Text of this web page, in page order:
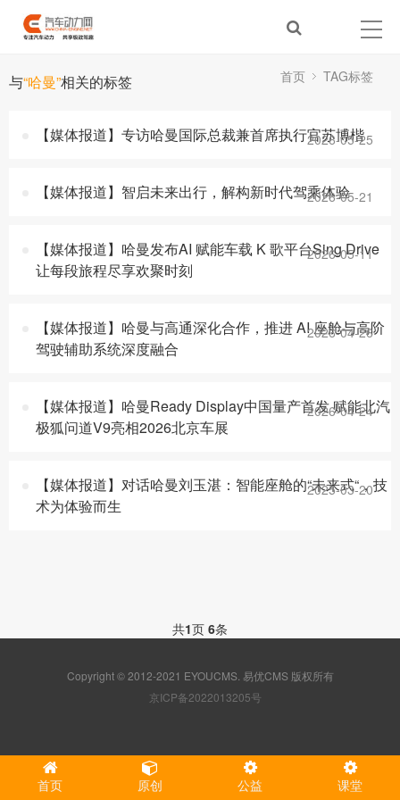
与“哈曼”相关的标签 首页 TAG标签
【媒体报道】专访哈曼国际总裁兼首席执行官苏博楷
2026-05-25
【媒体报道】智启未来出行，解构新时代驾乘体验
2026-05-21
【媒体报道】哈曼发布AI 赋能车载 K 歌平台Sing Drive
让每段旅程尽享欢聚时刻
2026-05-11
【媒体报道】哈曼与高通深化合作，推进 AI 座舱与高阶
驾驶辅助系统深度融合
2026-04-26
【媒体报道】哈曼Ready Display中国量产首发 赋能北汽
极狐问道V9亮相2026北京车展
2026-04-24
【媒体报道】对话哈曼刘玉湛：智能座舱的“未来式“，技
术为体验而生
2025-03-20
共1页 6条
Copyright © 2012-2021 EYOUCMS. 易优CMS 版权所有
京ICP备2022013205号
首页 原创 公益 课堂